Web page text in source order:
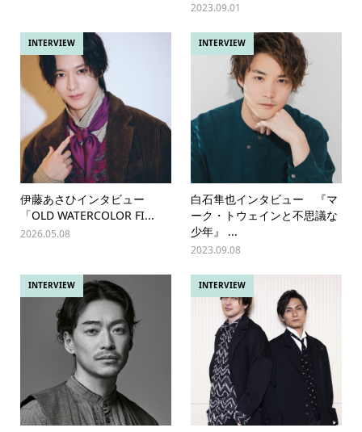
2023.09.01
INTERVIEW
伊藤あさひインタビュー
「OLD WATERCOLOR FI...
2026.05.08
INTERVIEW
白石隼也インタビュー 『マ
ーク・トウェインと不思議な
少年』 ...
2023.09.08
INTERVIEW INTERVIEW